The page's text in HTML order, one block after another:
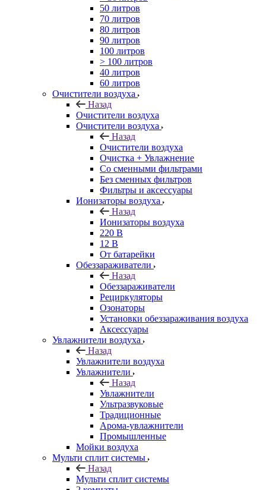
50 литров
70 литров
80 литров
90 литров
100 литров
> 100 литров
40 литров
60 литров
Очистители воздуха
Назад
Очистители воздуха
Очистители воздуха
Назад
Очистители воздуха
Очистка + Увлажнение
Cо сменными фильтрами
Без сменных фильтров
Фильтры и аксессуары
Ионизаторы воздуха
Назад
Ионизаторы воздуха
220 В
12 В
От батарейки
Обеззараживатели
Назад
Обеззараживатели
Рециркуляторы
Озонаторы
Установки обеззараживания воздуха
Аксессуары
Увлажнители воздуха
Назад
Увлажнители воздуха
Увлажнители
Назад
Увлажнители
Ультразвуковые
Традиционные
Арома-увлажнители
Промышленные
Мойки воздуха
Мульти сплит системы
Назад
Мульти сплит системы